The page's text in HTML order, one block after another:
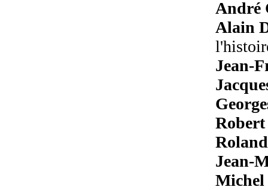
André
Alain
Jean-
Jean-
Michel